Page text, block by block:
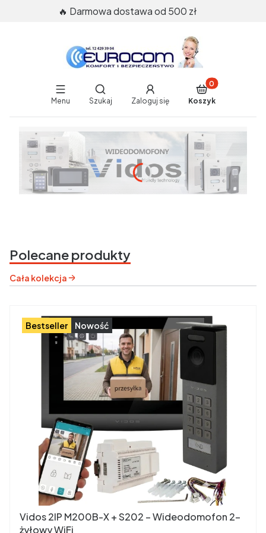
🔥 Darmowa dostawa od 500 zł
Menu
Otwórz wyszukiwarkę
Szukaj Zaloguj się
Produkty w
Koszyk
Polecane produkty
Cała kolekcja
Bestseller Nowość
Vidos 2IP M200B-X + S202 – Wideodomofon 2-
żyłowy WiFi